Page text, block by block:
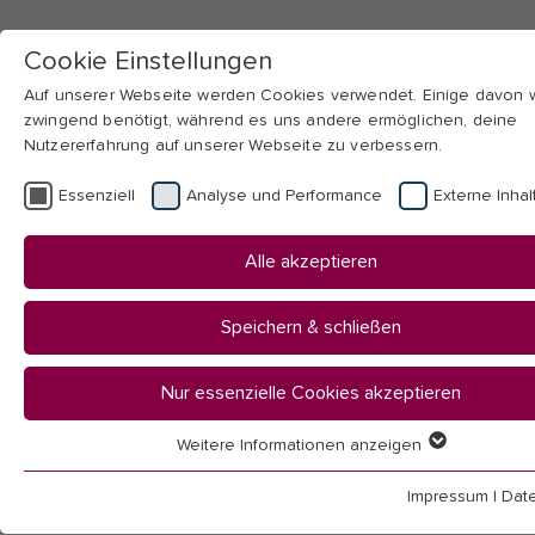
Skip to main navigation Skip to page footer
International
Cookie Einstellungen
Auf unserer Webseite werden Cookies verwendet. Einige davon
zwingend benötigt, während es uns andere ermöglichen, deine
Nutzererfahrung auf unserer Webseite zu verbessern.
Essenziell Analyse und Performance Externe
Alle akzeptieren
Speichern & schließen
Nur essenzielle Cookies akzeptieren
Essenzielle Cookies werden für grundlegende Funktionen der
Weitere Informationen anzeigen
Impressum